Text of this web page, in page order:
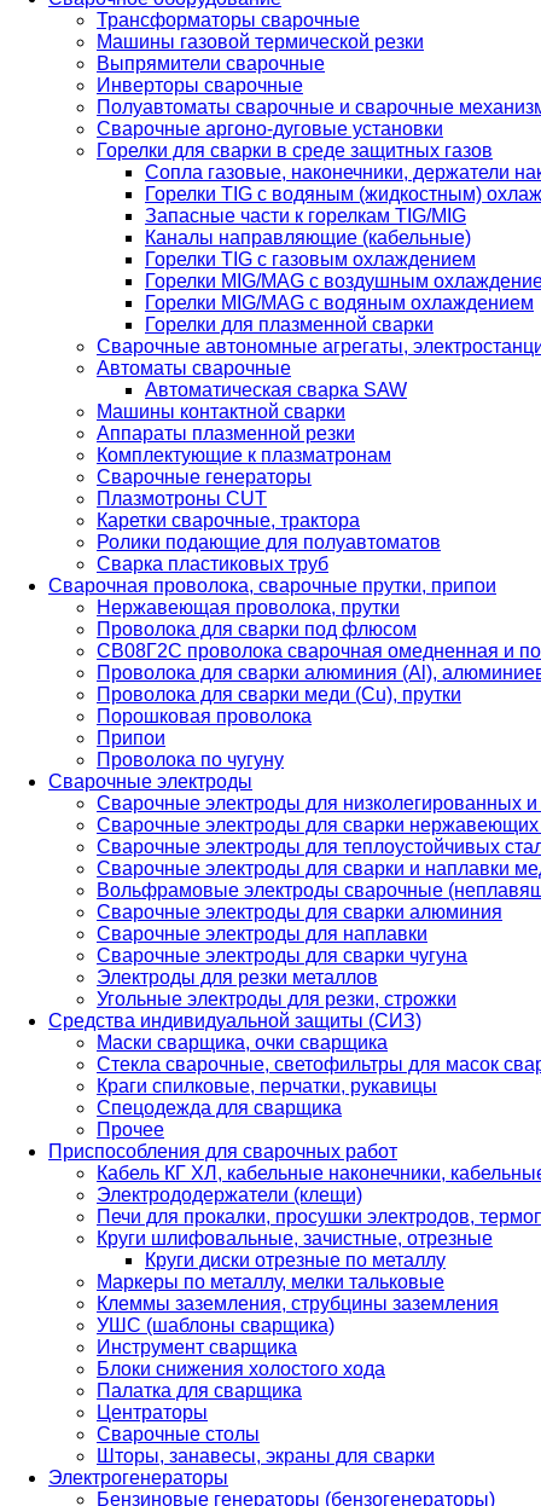
Трансформаторы сварочные
Машины газовой термической резки
Выпрямители сварочные
Инверторы сварочные
Полуавтоматы сварочные и сварочные
Сварочные аргоно-дуговые установки
Горелки для сварки в среде защитных газов
Сопла газовые, наконечники, держатели
Горелки TIG с водяным (жидкостным)
Запасные части к горелкам TIG/MIG
Каналы направляющие (кабельные)
Горелки TIG с газовым охлаждением
Горелки MIG/MAG с воздушным
Горелки MIG/MAG с водяным охлаждением
Горелки для плазменной сварки
Сварочные автономные агрегаты,
Автоматы сварочные
Автоматическая сварка SAW
Машины контактной сварки
Аппараты плазменной резки
Комплектующие к плазматронам
Сварочные генераторы
Плазмотроны CUT
Каретки сварочные, трактора
Ролики подающие для полуавтоматов
Сварка пластиковых труб
Сварочная проволока, сварочные прутки, припои
Нержавеющая проволока, прутки
Проволока для сварки под флюсом
СВ08Г2С проволока сварочная омедненная и
Проволока для сварки алюминия (Al),
Проволока для сварки меди (Cu), прутки
Порошковая проволока
Припои
Проволока по чугуну
Сварочные электроды
Сварочные электроды для низколегированных и
Сварочные электроды для сварки
Сварочные электроды для теплоустойчивых
Сварочные электроды для сварки и наплавки
Вольфрамовые электроды сварочные
Сварочные электроды для сварки алюминия
Сварочные электроды для наплавки
Сварочные электроды для сварки чугуна
Электроды для резки металлов
Угольные электроды для резки, строжки
Средства индивидуальной защиты (СИЗ)
Маски сварщика, очки сварщика
Стекла сварочные, светофильтры для масок
Краги спилковые, перчатки, рукавицы
Спецодежда для сварщика
Прочее
Приспособления для сварочных работ
Кабель КГ ХЛ, кабельные наконечники,
Электрододержатели (клещи)
Печи для прокалки, просушки электродов,
Круги шлифовальные, зачистные, отрезные
Круги диски отрезные по металлу
Маркеры по металлу, мелки тальковые
Клеммы заземления, струбцины заземления
УШС (шаблоны сварщика)
Инструмент сварщика
Блоки снижения холостого хода
Палатка для сварщика
Центраторы
Сварочные столы
Шторы, занавесы, экраны для сварки
Электрогенераторы
Бензиновые генераторы (бензогенераторы)